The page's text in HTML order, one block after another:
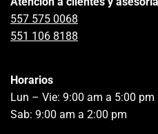
557 575 0068
551 106 8188
Horarios
Lun – Vie: 9:00 am a 5:00 pm
Sab: 9:00 am a 2:00 pm